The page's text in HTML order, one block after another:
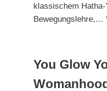
klassischem
Bewegungslehre,…
You Glow
Womanhood